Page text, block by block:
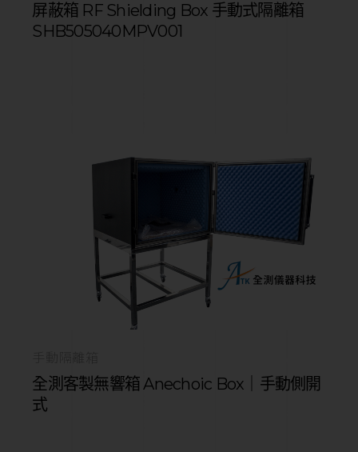
屏蔽箱 RF Shielding Box 手動式隔離箱
SHB505040MPV001
全測客製無響箱 Anechoic Box｜手動側開
式